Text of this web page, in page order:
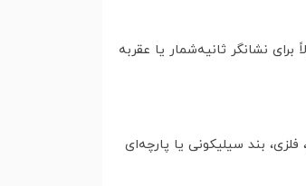
نشانگر ثانیه‌شمار یا عقربه
بند سیلیکونی یا پارچه‌ای